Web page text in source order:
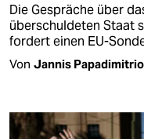
Die Gespräche über
überschuldeten Staat
fordert einen EU-
Von Jannis